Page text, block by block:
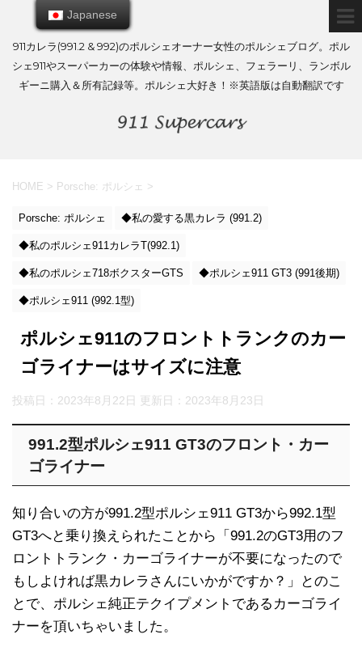
911カレラ(991.2 & 992)のポルシェオーナー女性のポルシェブログ。ポル
シェ911やスーパーカーの体験や情報、ポルシェ、フェラーリ、ランボル
ギーニ購入＆所有記録等。ポルシェ大好き！※英語版は自動翻訳です
HOME > Porsche: ポルシェ >
Porsche: ポルシェ ◆私の愛する黒カレラ (991.2)
◆私のポルシェ911カレラT(992.1)
◆私のポルシェ718ボクスターGTS ◆ポルシェ911 GT3 (991後期)
◆ポルシェ911 (992.1型)
ポルシェ911のフロントトランクのカー
ゴライナーはサイズに注意
投稿日：2023年8月22日 更新日： 2023年8月23日
991.2型ポルシェ911 GT3のフロント・カー
ゴライナー
知り合いの方が991.2型ポルシェ911 GT3から992.1型
GT3へと乗り換えられたことから「991.2のGT3用のフ
ロントトランク・カーゴライナーが不要になったので
もしよければ黒カレラさんにいかがですか？」とのこ
とで、ポルシェ純正テクイプメントであるカーゴライ
ナーを頂いちゃいました。
Japanese
Japanese